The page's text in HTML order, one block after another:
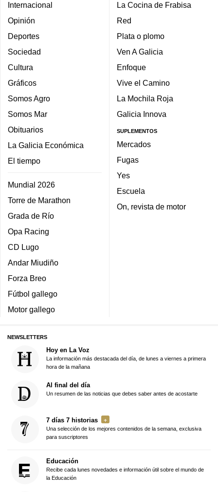
Internacional
Opinión
Deportes
Sociedad
Cultura
Gráficos
Somos Agro
Somos Mar
Obituarios
La Galicia Económica
El tiempo
Mundial 2026
Torre de Marathon
Grada de Río
Opa Racing
CD Lugo
Andar Miudiño
Forza Breo
Fútbol gallego
Motor gallego
La Cocina de Frabisa
Red
Plata o plomo
Ven A Galicia
Enfoque
Vive el Camino
La Mochila Roja
Galicia Innova
SUPLEMENTOS
Mercados
Fugas
Yes
Escuela
On, revista de motor
NEWSLETTERS
Hoy en La Voz
La información más destacada del día, de lunes a viernes a primera
hora de la mañana
Al final del día
Un resumen de las noticias que debes saber antes de acostarte
7 días 7 historias
Una selección de los mejores contenidos de la semana, exclusiva
para suscriptores
Educación
Recibe cada lunes novedades e información útil sobre el mundo de
la Educación